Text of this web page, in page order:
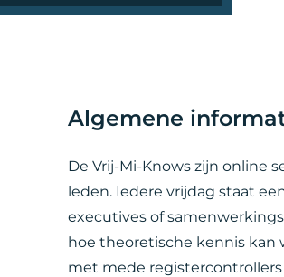
Algemene
De Vrij-Mi-Knows zijn online
leden. Iedere vrijdag staat
executives of
hoe theoretische kennis
met mede